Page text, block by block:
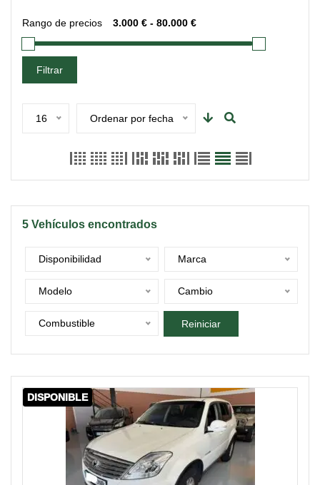
Rango de precios
Filtrar
16 Ordenar por fecha
5 Vehículos encontrados
Disponibilidad Marca
Modelo Cambio
Combustible Reiniciar
DISPONIBLE